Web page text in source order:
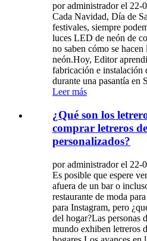
por administrador el 22-
Cada Navidad, Día de
festivales, siempre
luces LED de neón de
no saben cómo se
neón.Hoy, Editor
fabricación e instalación
durante una pasantía en
Leer más
¿Qué son los
comprar letreros
personalizados?
por administrador el 22-
Es posible que espere
afuera de un bar o
restaurante de moda
para Instagram, pero
del hogar?Las personas
mundo exhiben letreros